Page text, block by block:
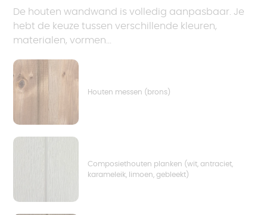
De houten wandwand is volledig aanpasbaar. Je
hebt de keuze tussen verschillende kleuren,
materialen, vormen...
Houten messen (brons)
Composiethouten planken (wit, antraciet,
karameleik, limoen, gebleekt)